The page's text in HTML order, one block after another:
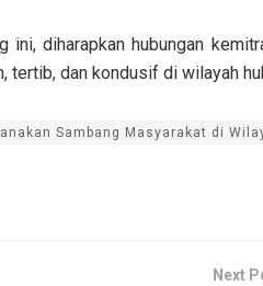
ini, diharapkan hubungan
tertib, dan kondusif di wilayah
Sambang Masyarakat di
Next